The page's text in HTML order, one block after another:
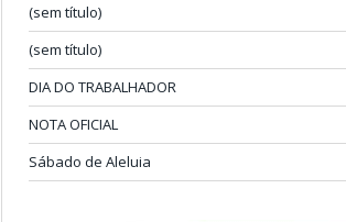
(sem título)
(sem título)
DIA DO TRABALHADOR
NOTA OFICIAL
Sábado de Aleluia